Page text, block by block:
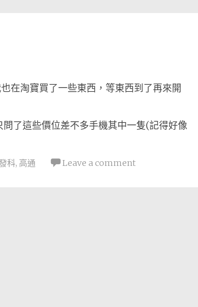
在淘寶買了一些東西，等東西到了再來開
了這些價位差不多手機其中一隻(記得好像
科, 高通 Leave a comment